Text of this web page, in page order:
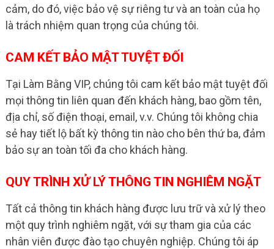
cảm, do đó, việc bảo vệ sự riêng tư và an toàn của họ
là trách nhiệm quan trọng của chúng tôi.
CAM KẾT BẢO MẬT TUYỆT ĐỐI
Tại Làm Bằng VIP, chúng tôi cam kết bảo mật tuyệt đối
mọi thông tin liên quan đến khách hàng, bao gồm tên,
địa chỉ, số điện thoại, email, v.v. Chúng tôi không chia
sẻ hay tiết lộ bất kỳ thông tin nào cho bên thứ ba, đảm
bảo sự an toàn tối đa cho khách hàng.
QUY TRÌNH XỬ LÝ THÔNG TIN NGHIÊM NGẶT
Tất cả thông tin khách hàng được lưu trữ và xử lý theo
một quy trình nghiêm ngặt, với sự tham gia của các
nhân viên được đào tạo chuyên nghiệp. Chúng tôi áp